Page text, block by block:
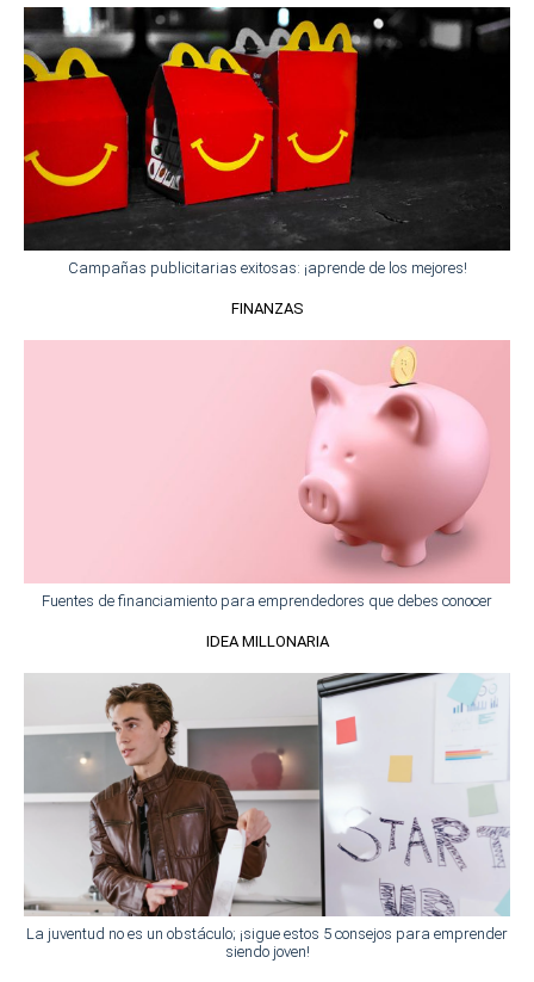
Campañas publicitarias exitosas: ¡aprende de los mejores!
FINANZAS​
Fuentes de financiamiento para emprendedores que debes conocer
IDEA MILLONARIA​​
La juventud no es un obstáculo; ¡sigue estos 5 consejos para emprender
siendo joven!